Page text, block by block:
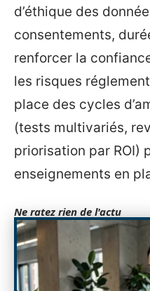
d’éthique des
consentements,
renforcer la
les risques
place des cycles
(tests multivariés,
priorisation par ROI)
enseignements en
Ne ratez rien de l'actu